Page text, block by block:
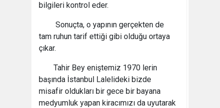
bilgileri kontrol eder.
Sonuçta, o yapının gerçekten de
tam ruhun tarif ettiği gibi olduğu ortaya
çıkar.
Tahir Bey eniştemiz 1970 lerin
başında İstanbul Lalelideki bizde
misafir oldukları bir gece bir bayana
medyumluk yapan kiracımızı da uyutarak